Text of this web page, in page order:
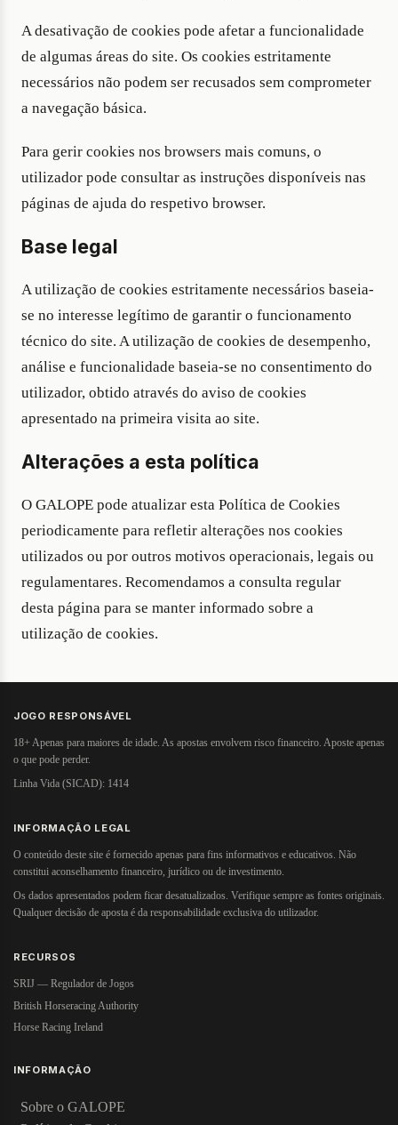
A desativação de cookies pode afetar a funcionalidade
de algumas áreas do site. Os cookies estritamente
necessários não podem ser recusados sem comprometer
a navegação básica.
Para gerir cookies nos browsers mais comuns, o
utilizador pode consultar as instruções disponíveis nas
páginas de ajuda do respetivo browser.
Base legal
A utilização de cookies estritamente necessários baseia-
se no interesse legítimo de garantir o funcionamento
técnico do site. A utilização de cookies de desempenho,
análise e funcionalidade baseia-se no consentimento do
utilizador, obtido através do aviso de cookies
apresentado na primeira visita ao site.
Alterações a esta política
O GALOPE pode atualizar esta Política de Cookies
periodicamente para refletir alterações nos cookies
utilizados ou por outros motivos operacionais, legais ou
regulamentares. Recomendamos a consulta regular
desta página para se manter informado sobre a
utilização de cookies.
JOGO RESPONSÁVEL
18+ Apenas para maiores de idade. As apostas envolvem risco financeiro. Aposte apenas
o que pode perder.
Linha Vida (SICAD): 1414
INFORMAÇÃO LEGAL
O conteúdo deste site é fornecido apenas para fins informativos e educativos. Não
constitui aconselhamento financeiro, jurídico ou de investimento.
Os dados apresentados podem ficar desatualizados. Verifique sempre as fontes originais.
Qualquer decisão de aposta é da responsabilidade exclusiva do utilizador.
RECURSOS
SRIJ — Regulador de Jogos
British Horseracing Authority
Horse Racing Ireland
INFORMAÇÃO
Sobre o GALOPE